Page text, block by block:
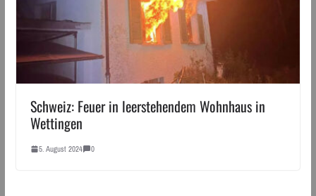
Schweiz: Feuer in leerstehendem Wohnhaus in
Wettingen
5. August 2024 0